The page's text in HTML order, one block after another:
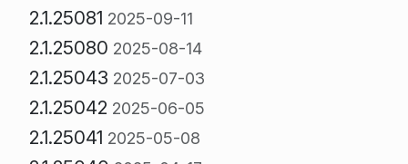
2.1.25081 2025-09-11
2.1.25080 2025-08-14
2.1.25043 2025-07-03
2.1.25042 2025-06-05
2.1.25041 2025-05-08